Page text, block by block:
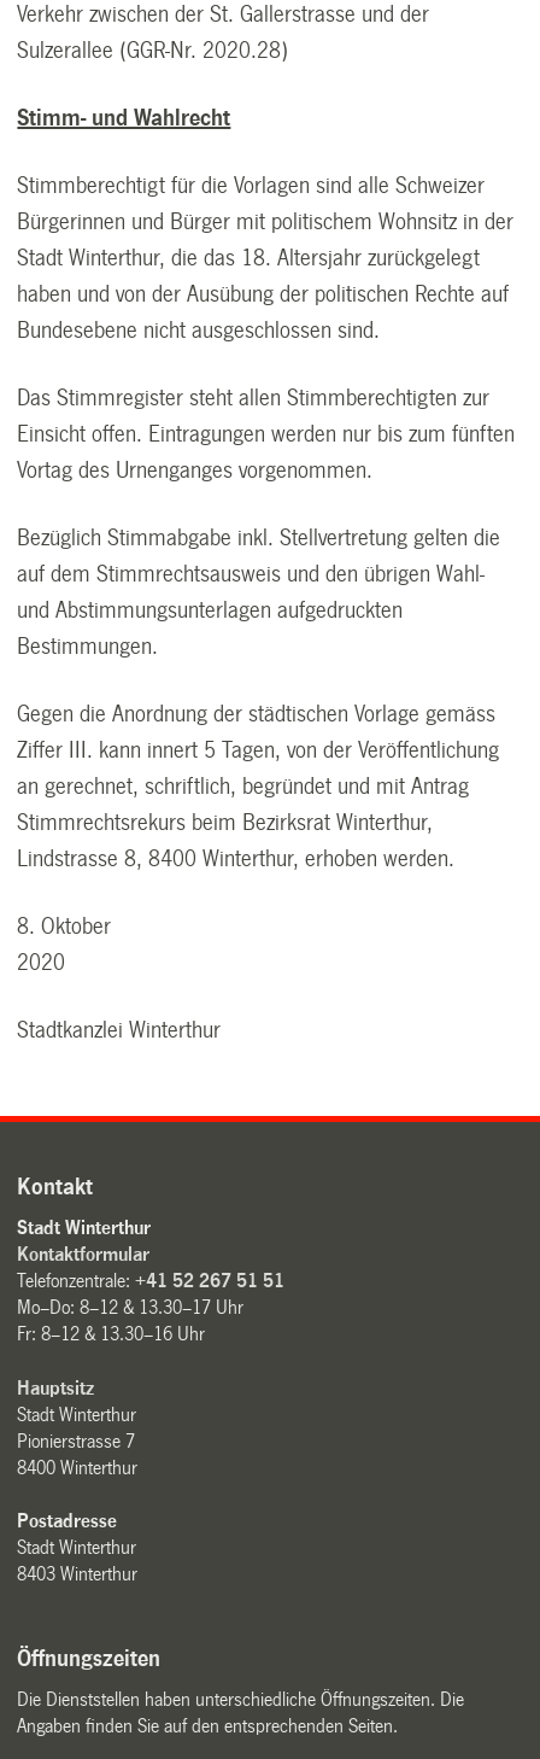
Verkehr zwischen der St. Gallerstrasse und der
Sulzerallee (GGR-Nr. 2020.28)
Stimm- und Wahlrecht
Stimmberechtigt für die Vorlagen sind alle Schweizer
Bürgerinnen und Bürger mit politischem Wohnsitz in der
Stadt Winterthur, die das 18. Altersjahr zurückgelegt
haben und von der Ausübung der politischen Rechte auf
Bundesebene nicht ausgeschlossen sind.
Das Stimmregister steht allen Stimmberechtigten zur
Einsicht offen. Eintragungen werden nur bis zum fünften
Vortag des Urnenganges vorgenommen.
Bezüglich Stimmabgabe inkl. Stellvertretung gelten die
auf dem Stimmrechtsausweis und den übrigen Wahl-
und Abstimmungsunterlagen aufgedruckten
Bestimmungen.
Gegen die Anordnung der städtischen Vorlage gemäss
Ziffer III. kann innert 5 Tagen, von der Veröffentlichung
an gerechnet, schriftlich, begründet und mit Antrag
Stimmrechtsrekurs beim Bezirksrat Winterthur,
Lindstrasse 8, 8400 Winterthur, erhoben werden.
8. Oktober
2020
Stadtkanzlei Winterthur
Kontakt
Stadt Winterthur
Kontaktformular
Telefonzentrale:+41 52 267 51 51
Mo–Do: 8–12 & 13.30–17 Uhr
Fr: 8–12 & 13.30–16 Uhr
Hauptsitz
Stadt Winterthur
Pionierstrasse 7
8400 Winterthur
Postadresse
Stadt Winterthur
8403 Winterthur
Öffnungszeiten
Die Dienststellen haben unterschiedliche Öffnungszeiten. Die
Angaben finden Sie auf den entsprechenden Seiten.